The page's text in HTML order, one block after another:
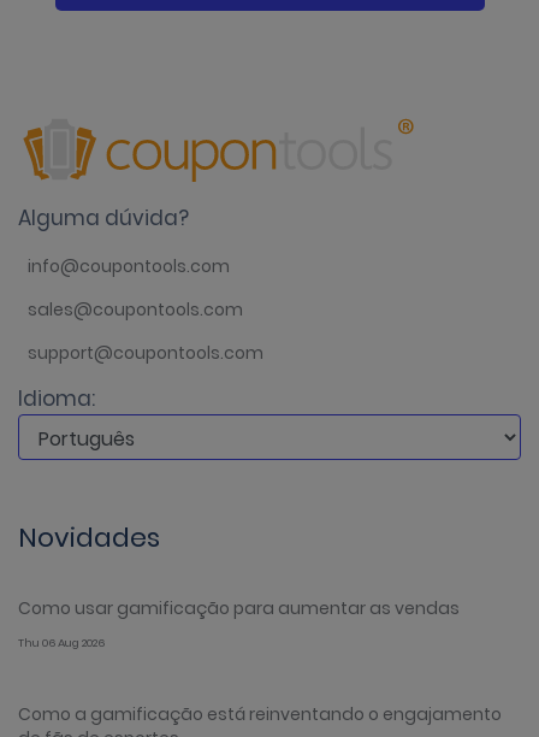
Alguma dúvida?
info@coupontools.com
sales@coupontools.com
support@coupontools.com
Idioma:
Novidades
Como usar gamificação para aumentar as vendas
Thu 06 Aug 2026
Como a gamificação está reinventando o engajamento